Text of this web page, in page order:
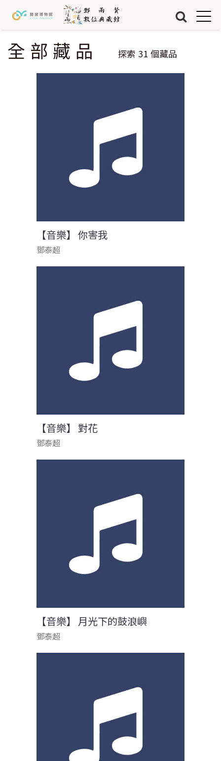
關於我們
Jump to Navigation
Jump to Main content
您在這裡
全部藏品 探索 31 個藏品
【音樂】 你害我
鄧泰超
【音樂】 對花
鄧泰超
【音樂】 月光下的鼓浪嶼
鄧泰超